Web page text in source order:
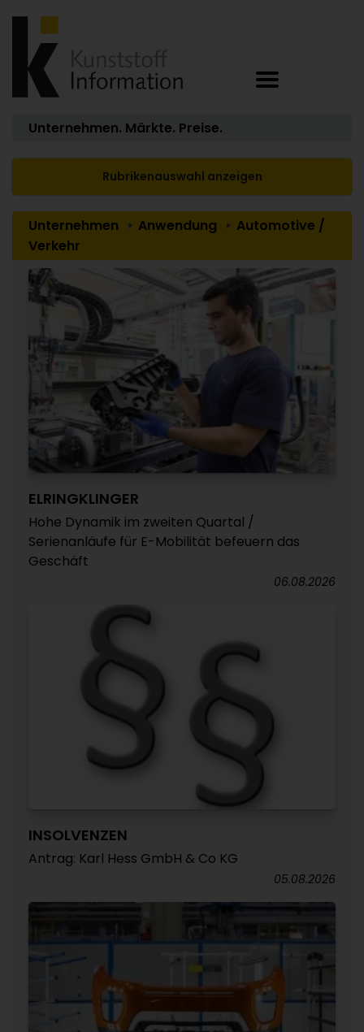
Unternehmen. Märkte. Preise.
Rubrikenauswahl anzeigen
Unternehmen Anwendung
Automotive /
Verkehr
ELRINGKLINGER
Hohe Dynamik im zweiten Quartal /
Serienanläufe für E-Mobilität befeuern das
Geschäft
06.08.2026
INSOLVENZEN
Antrag: Karl Hess GmbH & Co KG
05.08.2026